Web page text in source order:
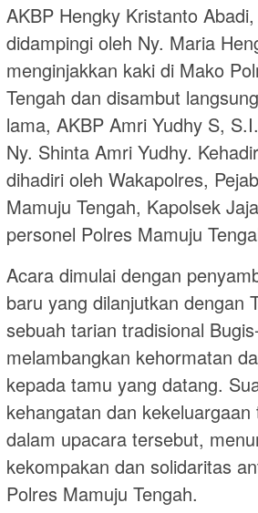
AKBP Hengky Kristanto
didampingi oleh Ny. Maria
menginjakkan kaki di Mako
Tengah dan disambut
lama, AKBP Amri Yudhy S,
Ny. Shinta Amri Yudhy.
dihadiri oleh Wakapolres,
Mamuju Tengah, Kapolsek
personel Polres Mamuju
Acara dimulai dengan
baru yang dilanjutkan dengan
sebuah tarian tradisional
melambangkan kehormatan
kepada tamu yang datang.
kehangatan dan
dalam upacara tersebut,
kekompakan dan solidaritas
Polres Mamuju Tengah.